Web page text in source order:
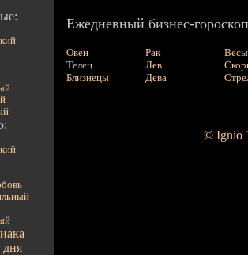
дня
Ежедневный бизнес-
Овен
Телец
Близнецы
Рак
Лев
Дева
Весы
© Ignio